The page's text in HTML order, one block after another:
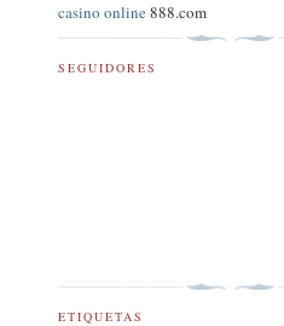
casino online888.com
SEGUIDORES
ETIQUETAS